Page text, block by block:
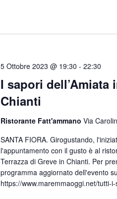
I sapori
Chianti
5 Ottobre 2023 @ 19:30 - 22:30
Ristorante Fatt'ammano Via
SANTA FIORA. Girogustando,
l'appuntamento con il gusto è al
Terrazza di Greve in Chianti. Per
programma aggiornato dell'evento
https://www.maremmaoggi.net/tutti-